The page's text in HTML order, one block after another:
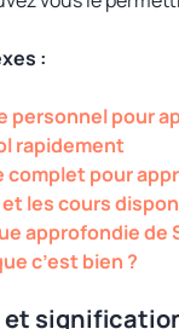
:
personnel pour
rapidement
complet pour
les cours
approfondie de
c’est bien ?
et